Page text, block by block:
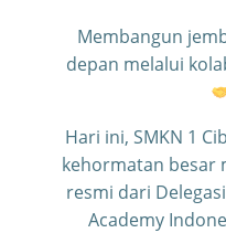
Membangun
depan melalui
Hari ini, SMKN 1
kehormatan besar
resmi dari
Academy